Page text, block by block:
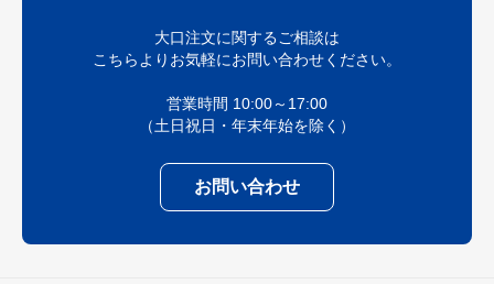
大口注文に関するご相談は
こちらよりお気軽にお問い合わせください。
営業時間 10:00～17:00
（土日祝日・年末年始を除く）
お問い合わせ